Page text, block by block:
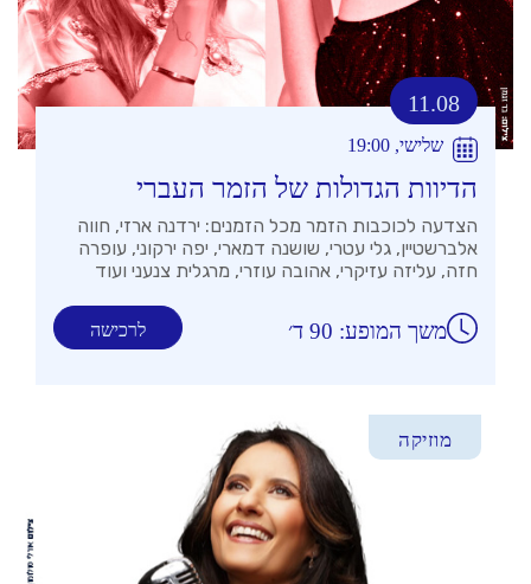
11.08
שלישי, 19:00
הדיוות הגדולות של הזמר העברי
הצדעה לכוכבות הזמר מכל הזמנים: ירדנה ארזי, חווה
אלברשטיין, גלי עטרי, שושנה דמארי, יפה ירקוני, עופרה
חזה, עליזה עזיקרי, אהובה עוזרי, מרגלית צנעני ועוד
לרכישה משך המופע: 90 ד׳
מוזיקה